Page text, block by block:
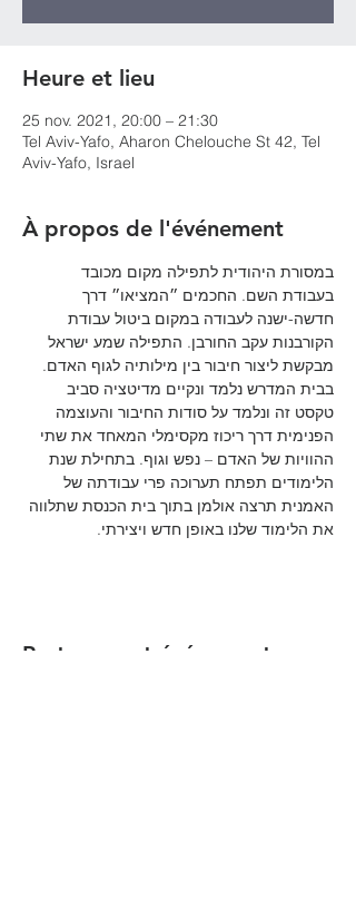
Heure et lieu
25 nov. 2021, 20:00 – 21:30
Tel Aviv-Yafo, Aharon Chelouche St 42, Tel
Aviv-Yafo, Israel
À propos de l'événement
במסורת היהודית לתפילה מקום מכובד
בעבודת השם. החכמים ״המציאו״ דרך
חדשה-ישנה לעבודה במקום ביטול עבודת
הקורבנות עקב החורבן. התפילה שמע ישראל
מבקשת ליצור חיבור בין מילותיה לגוף האדם.
בבית המדרש נלמד ונקיים מדיטציה סביב
טקסט זה ונלמד על סודות החיבור והעוצמה
הפנימית דרך ריכוז מקסימלי המאחד את שתי
ההוויות של האדם – נפש וגוף. בתחילת שנת
הלימודים תפתח תערוכה פרי עבודתה של
האמנית תרצה אולמן בתוך בית הכנסת שתלווה
את הלימוד שלנו באופן חדש ויצירתי.
Partager cet événement